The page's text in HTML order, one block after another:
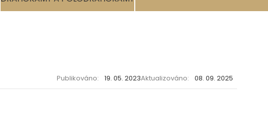
Publikováno: 19. 05. 2023Aktualizováno: 08. 09. 2025